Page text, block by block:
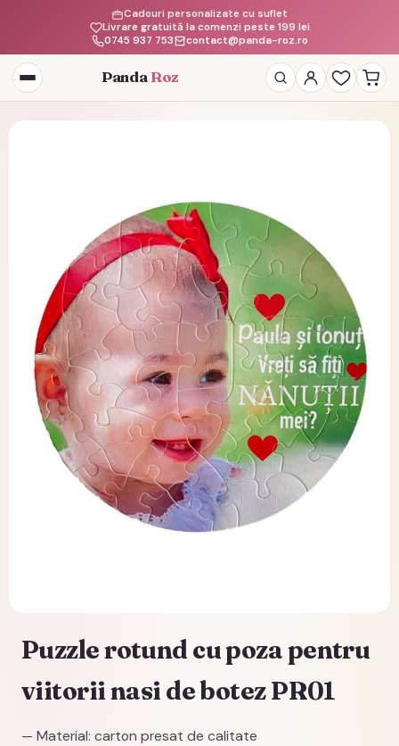
Livrare gratuită la comenzi peste 199 lei
Cadouri personalizate cu suflet
0745 937 753
contact@panda-roz.ro
Deschide
meniul
Panda Roz
Puzzle rotund cu poza pentru
viitorii nasi de botez PR01
— Material: carton presat de calitate